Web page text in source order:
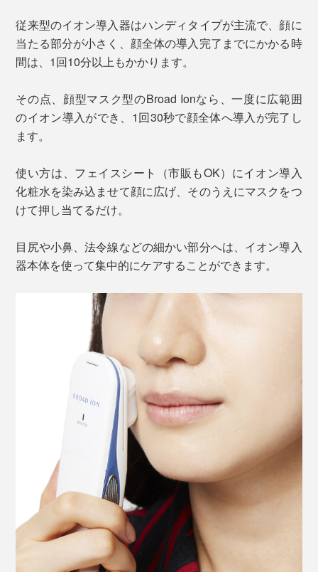
従来型のイオン導入器はハンディタイプが主流で、顔に
当たる部分が小さく、顔全体の導入完了までにかかる時
間は、1回10分以上もかかります。
その点、顔型マスク型のBroad Ionなら、一度に広範囲
のイオン導入ができ、1回30秒で顔全体へ導入が完了し
ます。
使い方は、フェイスシート（市販もOK）にイオン導入
化粧水を染み込ませて顔に広げ、そのうえにマスクをつ
けて押し当てるだけ。
目尻や小鼻、法令線などの細かい部分へは、イオン導入
器本体を使って集中的にケアすることができます。